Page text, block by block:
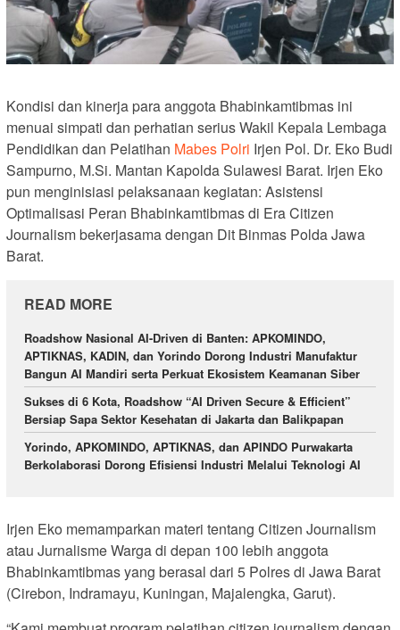
Kondisi dan kinerja para anggota Bhabinkamtibmas ini
menuai simpati dan perhatian serius Wakil Kepala Lembaga
Pendidikan dan Pelatihan Mabes Polri Irjen Pol. Dr. Eko Budi
Sampurno, M.Si. Mantan Kapolda Sulawesi Barat. Irjen Eko
pun menginisiasi pelaksanaan kegiatan: Asistensi
Optimalisasi Peran Bhabinkamtibmas di Era Citizen
Journalism bekerjasama dengan Dit Binmas Polda Jawa
Barat.
READ MORE
Roadshow Nasional AI-Driven di Banten: APKOMINDO,
APTIKNAS, KADIN, dan Yorindo Dorong Industri Manufaktur
Bangun AI Mandiri serta Perkuat Ekosistem Keamanan Siber
Sukses di 6 Kota, Roadshow “AI Driven Secure & Efficient”
Bersiap Sapa Sektor Kesehatan di Jakarta dan Balikpapan
Yorindo, APKOMINDO, APTIKNAS, dan APINDO Purwakarta
Berkolaborasi Dorong Efisiensi Industri Melalui Teknologi AI
Irjen Eko memamparkan materi tentang Citizen Journalism
atau Jurnalisme Warga di depan 100 lebih anggota
Bhabinkamtibmas yang berasal dari 5 Polres di Jawa Barat
(Cirebon, Indramayu, Kuningan, Majalengka, Garut).